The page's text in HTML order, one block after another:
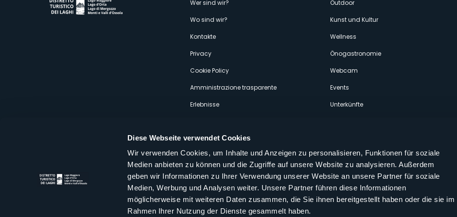
Diese Webseite verwendet Cookies
Wir verwenden Cookies, um Inhalte und Anzeigen zu personalisieren, Funktionen für soziale
Medien anbieten zu können und die Zugriffe auf unsere Website zu analysieren. Außerdem
geben wir Informationen zu Ihrer Verwendung unserer Website an unsere Partner für soziale
Medien, Werbung und Analysen weiter. Unsere Partner führen diese Informationen
möglicherweise mit weiteren Daten zusammen, die Sie ihnen bereitgestellt haben oder die sie im
Rahmen Ihrer Nutzung der Dienste gesammelt haben.
Menù
secondario
Wer sind wir?
Wo sind wir?
Kontakte
Privacy
Cookie Policy
Amministrazione trasparente
Erlebnisse
Outdoor
Kunst und Kultur
Wellness
Önogastronomie
Webcam
Events
Unterkünfte
Distretto Turistico dei Laghi Scrl
Sede legale e operativa: Corso Italia 26 - 28838 Stresa VB - Italy
infoturismo@distrettolaghi.itedistrettolaghi@legalmail.it
Folgen Sie uns auf unseren sozialen Profilen